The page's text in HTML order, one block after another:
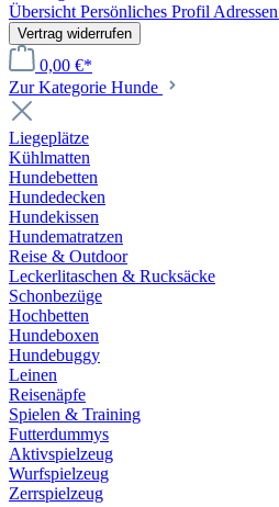
ÜbersichtPersönliches ProfilAdressen
Vertrag widerrufen
0,00 €*
Zur Kategorie Hunde
Liegeplätze
Kühlmatten
Hundebetten
Hundedecken
Hundekissen
Hundematratzen
Reise & Outdoor
Leckerlitaschen & Rucksäcke
Schonbezüge
Hochbetten
Hundeboxen
Hundebuggy
Leinen
Reisenäpfe
Spielen & Training
Futterdummys
Aktivspielzeug
Wurfspielzeug
Zerrspielzeug